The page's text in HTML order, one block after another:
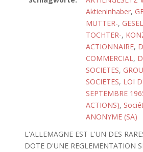
Aktieninhaber,
MUTTER-,
TOCHTER-,
ACTIONNAIRE,
COMMERCIAL,
SOCIETES,
SOCIETES, LOI
SEPTEMBRE
ACTIONS),
ANONYME (SA)
L'ALLEMAGNE EST L'UN DES
DOTE D'UNE REGLEMENTATION